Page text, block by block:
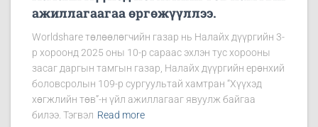
ажиллагаагаа өргөжүүллээ.
Worldshare төлөөлөгчийн газар нь Налайх дүүргийн 3-
р хороонд 2025 оны 10-р сараас эхлэн тус хорооны
засаг даргын тамгын газар, Налайх дүүргийн ерөнхий
боловсролын 109-р сургуультай хамтран “Хүүхэд
хөгжлийн төв”-н үйл ажиллагааг явуулж байгаа
билээ. Тэгвэл Read more